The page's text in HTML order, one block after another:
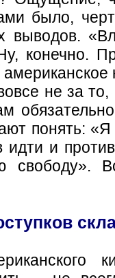
было,
выводов.
конечно.
не за то,
понять:
и